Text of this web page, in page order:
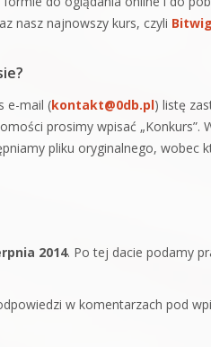
nasz najnowszy kurs, czyli
e-mail (kontakt@0db.pl) listę
prosimy wpisać
pliku oryginalnego, wobec
2014. Po tej dacie podamy
w komentarzach pod